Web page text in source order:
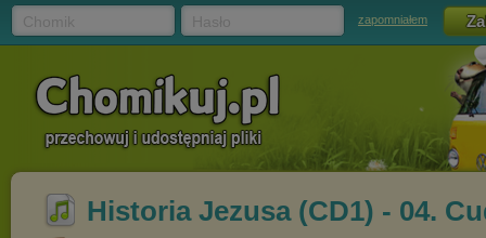
zapomniałem
Historia Jezusa (CD1) - 04.